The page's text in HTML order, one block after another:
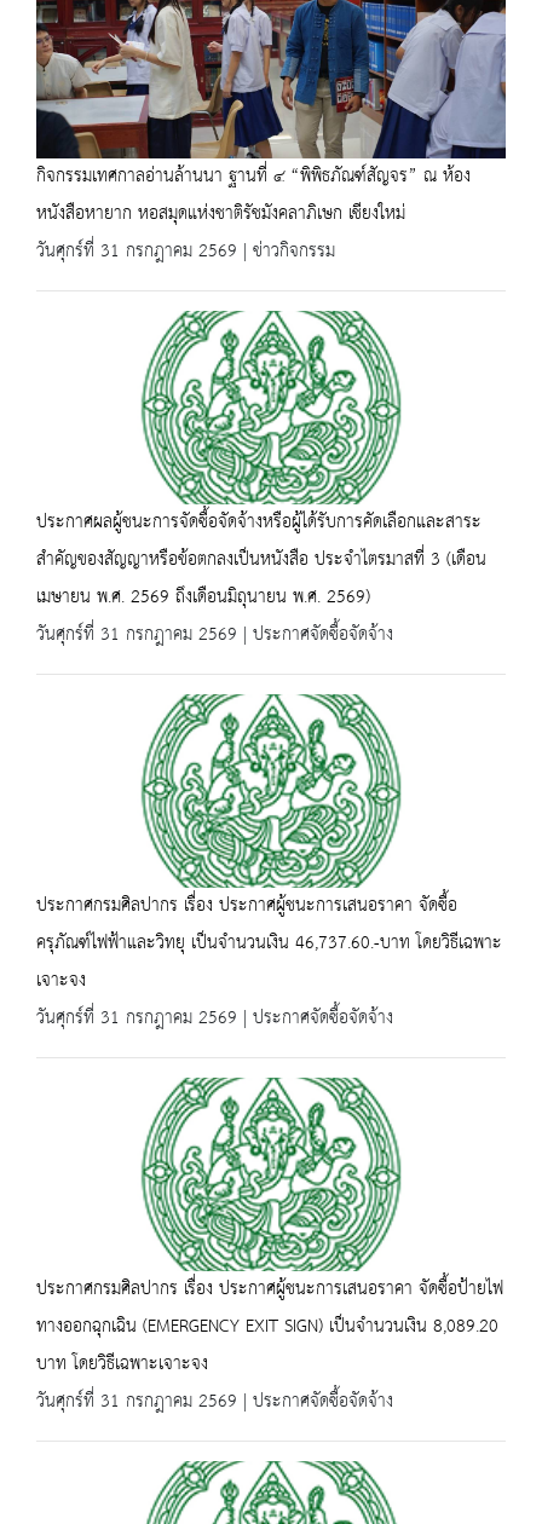
กิจกรรมเทศกาลอ่านล้านนา ฐานที่ ๔ “พิพิธภัณฑ์สัญจร” ณ ห้อง
หนังสือหายาก หอสมุดแห่งชาติรัชมังคลาภิเษก เชียงใหม่
วันศุกร์ที่ 31 กรกฎาคม 2569 | ข่าวกิจกรรม
ประกาศผลผู้ชนะการจัดซื้อจัดจ้างหรือผู้ได้รับการคัดเลือกและสาระ
สำคัญของสัญญาหรือข้อตกลงเป็นหนังสือ ประจำไตรมาสที่ 3 (เดือน
เมษายน พ.ศ. 2569 ถึงเดือนมิถุนายน พ.ศ. 2569)
วันศุกร์ที่ 31 กรกฎาคม 2569 | ประกาศจัดซื้อจัดจ้าง
ประกาศกรมศิลปากร เรื่อง ประกาศผู้ชนะการเสนอราคา จัดซื้อ
ครุภัณฑ์ไฟฟ้าและวิทยุ เป็นจำนวนเงิน 46,737.60.-บาท โดยวิธีเฉพาะ
เจาะจง
วันศุกร์ที่ 31 กรกฎาคม 2569 | ประกาศจัดซื้อจัดจ้าง
ประกาศกรมศิลปากร เรื่อง ประกาศผู้ชนะการเสนอราคา จัดซื้อป้ายไฟ
ทางออกฉุกเฉิน (EMERGENCY EXIT SIGN) เป็นจำนวนเงิน 8,089.20
บาท โดยวิธีเฉพาะเจาะจง
วันศุกร์ที่ 31 กรกฎาคม 2569 | ประกาศจัดซื้อจัดจ้าง